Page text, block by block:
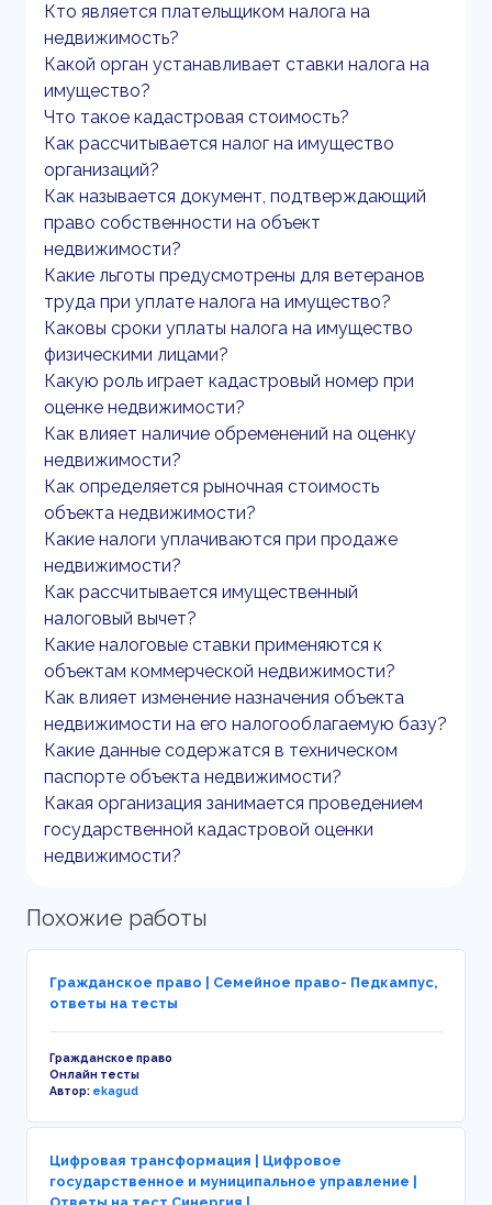
Кто является плательщиком налога на
недвижимость?
Какой орган устанавливает ставки налога на
имущество?
Что такое кадастровая стоимость?
Как рассчитывается налог на имущество
организаций?
Как называется документ, подтверждающий
право собственности на объект
недвижимости?
Какие льготы предусмотрены для ветеранов
труда при уплате налога на имущество?
Каковы сроки уплаты налога на имущество
физическими лицами?
Какую роль играет кадастровый номер при
оценке недвижимости?
Как влияет наличие обременений на оценку
недвижимости?
Как определяется рыночная стоимость
объекта недвижимости?
Какие налоги уплачиваются при продаже
недвижимости?
Как рассчитывается имущественный
налоговый вычет?
Какие налоговые ставки применяются к
объектам коммерческой недвижимости?
Как влияет изменение назначения объекта
недвижимости на его налогооблагаемую базу?
Какие данные содержатся в техническом
паспорте объекта недвижимости?
Какая организация занимается проведением
государственной кадастровой оценки
недвижимости?
Похожие работы
Гражданское право | Семейное право- Педкампус,
ответы на тесты
Гражданское право
Онлайн тесты
Автор: ekagud
Цифровая трансформация | Цифровое
государственное и муниципальное управление |